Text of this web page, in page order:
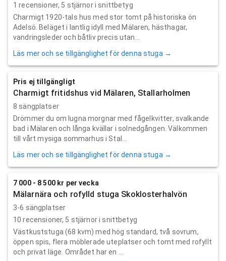
1 recensioner, 5 stjärnor i snittbetyg
Charmigt 1920‑tals hus med stor tomt på historiska ön
Adelsö. Beläget i lantlig idyll med Mälaren, hästhagar,
vandringsleder och båtliv precis utan...
Läs mer och se tillgänglighet för denna stuga →
Pris ej tillgängligt
Charmigt fritidshus vid Mälaren, Stallarholmen
8 sängplatser
Drömmer du om lugna morgnar med fågelkvitter, svalkande
bad i Mälaren och långa kvällar i solnedgången. Välkommen
till vårt mysiga sommarhus i Stal...
Läs mer och se tillgänglighet för denna stuga →
7 000 - 8 500 kr per vecka
Mälarnära och rofylld stuga Skoklosterhalvön
3-6 sängplatser
10 recensioner, 5 stjärnor i snittbetyg
Västkuststuga (68 kvm) med hög standard, två sovrum,
öppen spis, flera möblerade uteplatser och tomt med rofyllt
och privat läge. Området har en ...